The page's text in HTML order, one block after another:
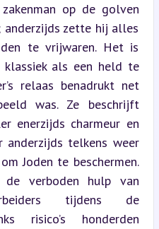
op de golven
zette hij alles
te vrijwaren. Het is
als een held te
relaas benadrukt net
was. Ze beschrijft
enerzijds charmeur en
anderzijds telkens weer
Joden te beschermen.
verboden hulp van
tijdens de
risico’s honderden